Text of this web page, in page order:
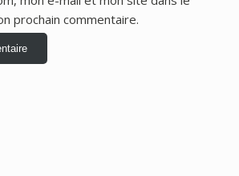
prochain commentaire.